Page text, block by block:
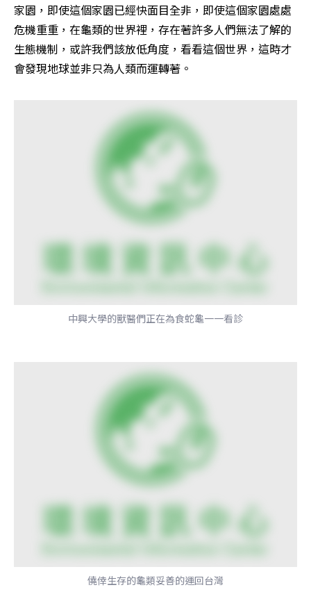
家園，即使這個家園已經快面目全非，即使這個家園處處
危機重重，在龜類的世界裡，存在著許多人們無法了解的
生態機制，或許我們該放低角度，看看這個世界，這時才
會發現地球並非只為人類而運轉著。
中興大學的獸醫們正在為食蛇龜一一看診
僥倖生存的龜類妥善的運回台灣